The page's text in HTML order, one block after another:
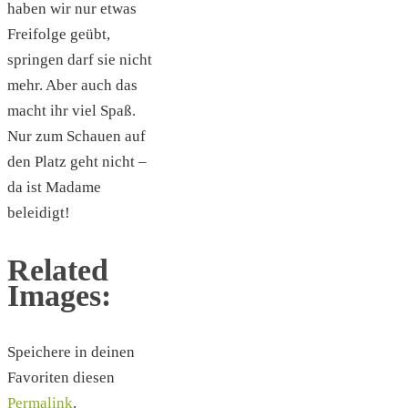
haben wir nur etwas
Freifolge geübt,
springen darf sie nicht
mehr. Aber auch das
macht ihr viel Spaß.
Nur zum Schauen auf
den Platz geht nicht –
da ist Madame
beleidigt!
Related
Images:
Speichere in deinen
Favoriten diesen
Permalink.